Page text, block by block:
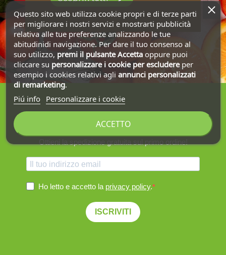
Iscriviti alla nostra newsletter
Ho letto e accetto la privacy policy.
ISCRIVITI
Questo sito web utilizza cookie propri e di terze parti
per migliorare i nostri servizi e mostrarti pubblicità
relativa alle tue preferenze analizzando le tue
abitudinidi navigazione. Per dare il tuo consenso al
suo utilizzo, premi il pulsante Accettaoppure puoi
cliccare su personalizzare i cookie per escludereper
esempio i cookies relativi agli annunci personalizzati
di remarketing.
Piú info
Personalizzare i cookie
ACCETTO